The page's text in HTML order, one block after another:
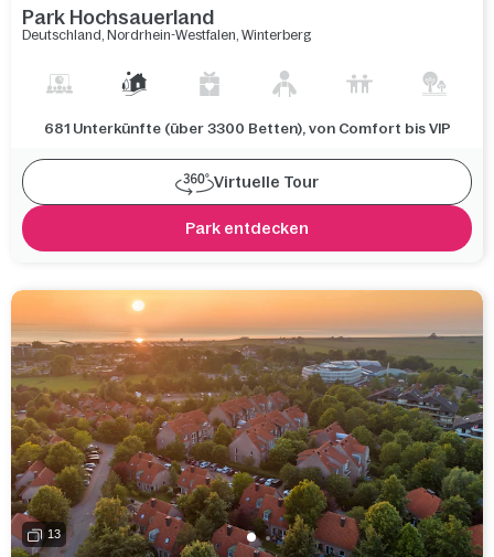
Park Hochsauerland
Deutschland Nordrhein-Westfalen Winterberg
681 Unterkünfte (über 3300 Betten), von Comfort bis VIP
Virtuelle Tour
Park entdecken
13